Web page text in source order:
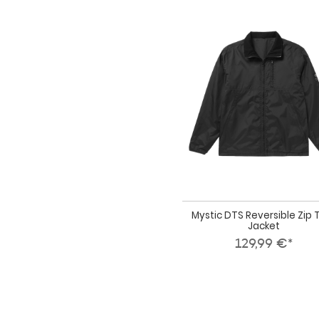
Mystic DTS Reversible Zip
Jacket
129,99 €*